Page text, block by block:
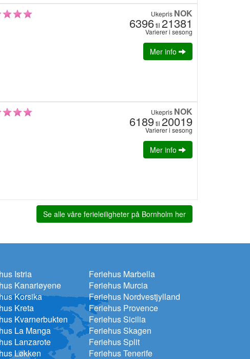
Ukepris NOK
6396til 21381
Varierer i sesong
Mer info
Ukepris NOK
6189til 20019
Varierer i sesong
Mer info
Se alle våre ferieleiligheter på Bornholm her
Istria
Kanariøyene
Korsika
Kreta
Kvarnerbukten
La Manga
Lanzarote
Løkken
Feriehus Marbella
Feriehus Murcia
Feriehus Nordvestjylland
Feriehus Provence
Feriehus Sicilia
Feriehus Skagen
Feriehus Split
Feriehus Tenerife